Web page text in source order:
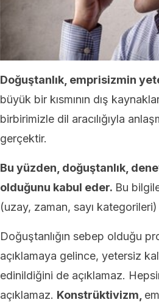
Doğuştanlık, emprisizmin
büyük bir kısmının dış
birbirimizle dil aracılığıyla
gerçektir.
Bu yüzden, doğuştanlık,
olduğunu kabul eder. Bu
(uzay, zaman, sayı
Doğuştanlığın sebep olduğu
açıklamaya gelince, yetersiz
edinildiğini de açıklamaz.
açıklamaz. Konstrüktivizm,